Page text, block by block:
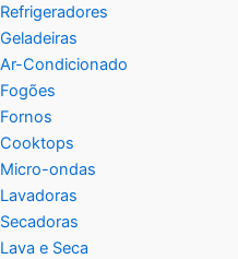
Refrigeradores
Geladeiras
Ar-Condicionado
Fogões
Fornos
Cooktops
Micro-ondas
Lavadoras
Secadoras
Lava e Seca